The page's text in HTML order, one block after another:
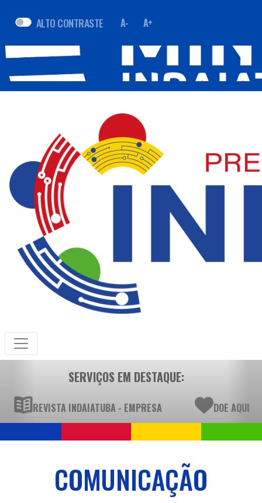
ALTO CONTRASTE A- A+
SERVIÇOS EM DESTAQUE:
REVISTA INDAIATUBA - EMPRESA DOE AQUI
COMUNICAÇÃO